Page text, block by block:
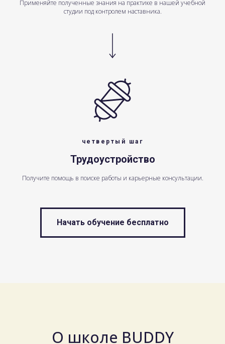
Применяйте полученные знания на практике в нашей учебной
студии под контролем наставника.
четвертый шаг
Трудоустройство
Получите помощь в поиске работы и карьерные консультации.
Начать обучение бесплатно
О школе BUDDY